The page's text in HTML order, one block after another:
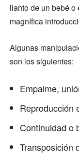
llanto de un bebé
magnífica
Algunas
son los siguientes:
Empalme,
Reproducción
Continuidad o
Transposición